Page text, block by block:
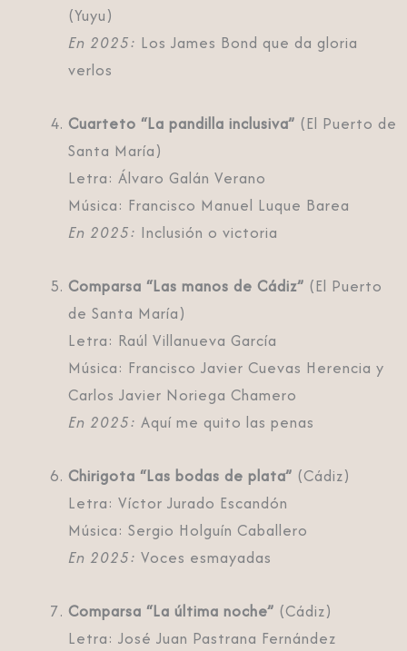
(Yuyu)
En 2025: Los James Bond que da gloria
verlos
Cuarteto “La pandilla inclusiva” (El Puerto de
Santa María)
Letra: Álvaro Galán Verano
Música: Francisco Manuel Luque Barea
En 2025: Inclusión o victoria
Comparsa “Las manos de Cádiz” (El Puerto
de Santa María)
Letra: Raúl Villanueva García
Música: Francisco Javier Cuevas Herencia y
Carlos Javier Noriega Chamero
En 2025: Aquí me quito las penas
Chirigota “Las bodas de plata” (Cádiz)
Letra: Víctor Jurado Escandón
Música: Sergio Holguín Caballero
En 2025: Voces esmayadas
Comparsa “La última noche” (Cádiz)
Letra: José Juan Pastrana Fernández